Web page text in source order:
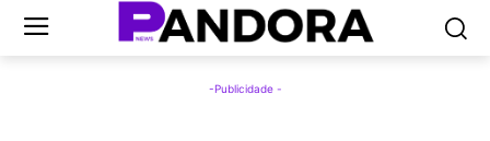
-Publicidade -